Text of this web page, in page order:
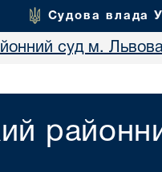
Судова влада
суд м.